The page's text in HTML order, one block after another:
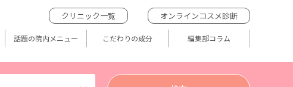
クリニック一覧 オンラインコスメ診断
話題の院内メニュー こだわりの成分 編集部コラム